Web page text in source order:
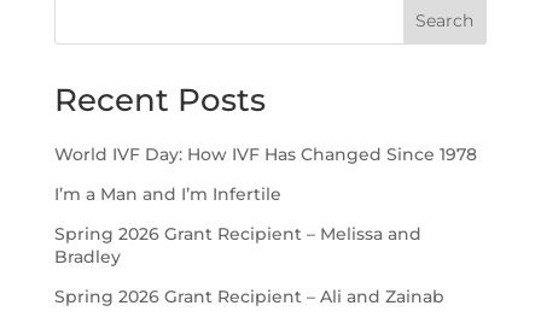
Search
Recent Posts
World IVF Day: How IVF Has Changed Since 1978
I’m a Man and I’m Infertile
Spring 2026 Grant Recipient – Melissa and
Bradley
Spring 2026 Grant Recipient – Ali and Zainab